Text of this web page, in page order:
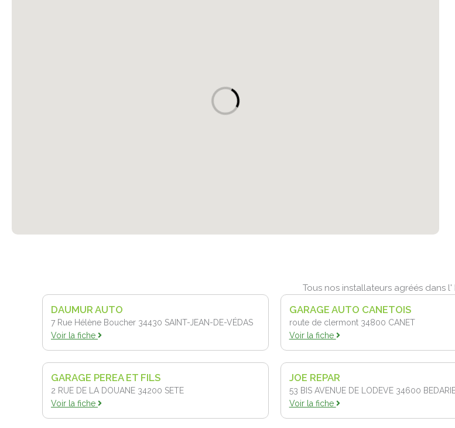
Tous nos installateurs agréés dans l'
DAUMUR AUTO
7 Rue Hélène Boucher 34430 SAINT-JEAN-DE-VÉDAS
Voir la fiche
GARAGE AUTO CANETOIS
route de clermont 34800 CANET
Voir la fiche
GARAGE PEREA ET FILS
2 RUE DE LA DOUANE 34200 SETE
Voir la fiche
JOE REPAR
53 BIS AVENUE DE LODEVE 34600
Voir la fiche